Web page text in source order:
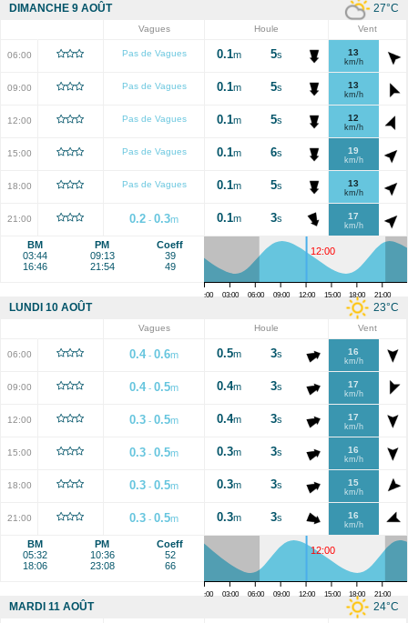
27°C
DIMANCHE 9 AOÛT
Vagues Houle Vent
06:00 Pas de Vagues 0.1m 5s 13
km/h
09:00 Pas de Vagues 0.1m 5s 13
km/h
12:00 Pas de Vagues 0.1m 5s 12
km/h
15:00 Pas de Vagues 0.1m 6s 19
km/h
18:00 Pas de Vagues 0.1m 5s 13
km/h
21:00 0.2 -0.3m 0.1m 3s 17
km/h
BM
03:44
16:46
PM
09:13
21:54
Coeff
39
49
12:00
00:00 03:00 06:00 09:00 12:00 15:00 18:00 21:00
23°C
LUNDI 10 AOÛT
Vagues Houle Vent
06:00 0.4-0.6m 0.5m 3s 16
km/h
09:00 0.4-0.5m 0.4m 3s 17
km/h
12:00 0.3 -0.5m 0.4m 3s 17
km/h
15:00 0.3 -0.5m 0.3m 3s 16
km/h
18:00 0.3 -0.5m 0.3m 3s 15
km/h
21:00 0.3 -0.5m 0.3m 3s 16
km/h
BM
05:32
18:06
PM
10:36
23:08
Coeff
52
66
12:00
00:00 03:00 06:00 09:00 12:00 15:00 18:00 21:00
24°C
MARDI 11 AOÛT